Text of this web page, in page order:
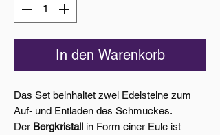
In den Warenkorb
Das Set beinhaltet zwei Edelsteine zum
Auf- und Entladen des Schmuckes.
Der Bergkristall in Form einer Eule ist